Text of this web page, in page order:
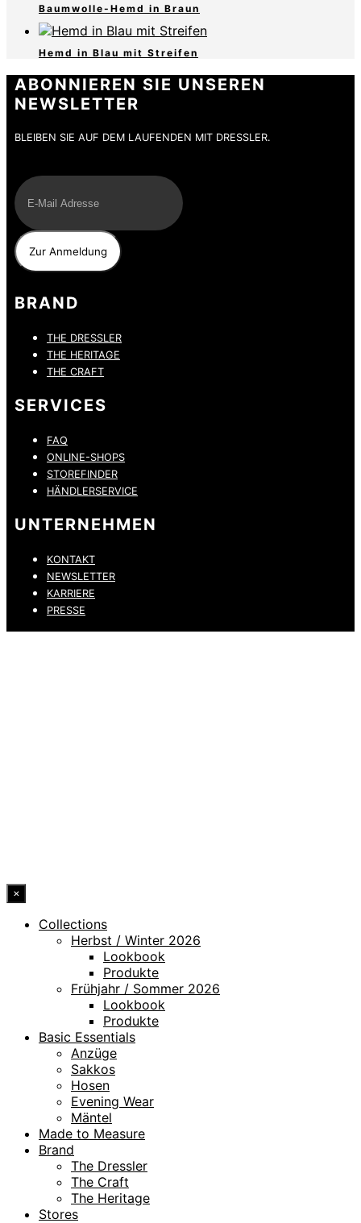
Baumwolle-Hemd in Braun
Hemd in Blau mit Streifen
ABONNIEREN SIE UNSEREN
NEWSLETTER
BLEIBEN SIE AUF DEM LAUFENDEN MIT DRESSLER.
BRAND
THE DRESSLER
THE HERITAGE
THE CRAFT
SERVICES
FAQ
ONLINE-SHOPS
STOREFINDER
HÄNDLERSERVICE
UNTERNEHMEN
KONTAKT
NEWSLETTER
KARRIERE
PRESSE
×
Collections
Herbst / Winter 2026
Lookbook
Produkte
Frühjahr / Sommer 2026
Lookbook
Produkte
Basic Essentials
Anzüge
Sakkos
Hosen
Evening Wear
Mäntel
Made to Measure
Brand
The Dressler
The Craft
The Heritage
Stores